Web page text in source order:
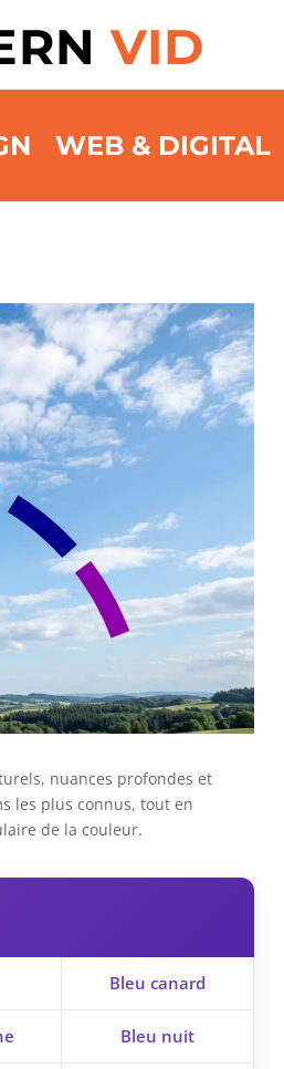
VID
WEB & DIGITAL
nuances profondes et
les plus connus, tout en
de la couleur.
Bleu canard
Bleu nuit